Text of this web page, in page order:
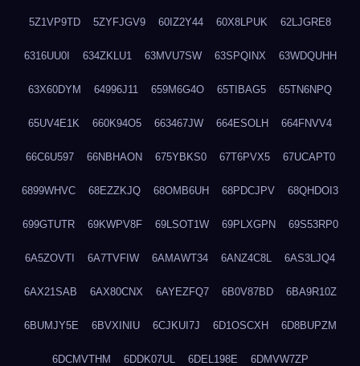
5Z1VP9TD 5ZYFJGV9 60IZ2Y44 60X8LPUK 62LJGRE8
6316UU0I 634ZKLU1 63MVU7SW 63SPQINX 63WDQUHH
63X60DYM 64996J11 659M6G4O 65TIBAG5 65TN6NPQ
65UV4E1K 660K94O5 663467JW 664ESOLH 664FNVV4
66C6U597 66NBHAON 675YBKS0 67T6PVX5 67UCAPT0
6899WHVC 68EZZKJQ 68OMB6UH 68PDCJPV 68QHDOI3
699GTUTR 69KWPV8F 69LSOT1W 69PLXGPN 69S53RP0
6A5ZOVTI 6A7TVFIW 6AMAWT34 6ANZ4C8L 6AS3LJQ4
6AX21SAB 6AX80CNX 6AYEZFQ7 6B0V87BD 6BA9R10Z
6BUMJY5E 6BVXINIU 6CJKUI7J 6D1OSCXH 6D8BUPZM
6DCMVTHM 6DDK07UL 6DEL198E 6DMVW7ZP